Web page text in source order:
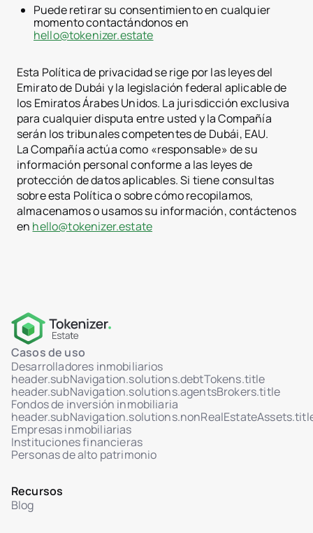
Puede retirar su consentimiento en cualquier
momento contactándonos en
hello@tokenizer.estate
Esta Política de privacidad se rige por las leyes del
Emirato de Dubái y la legislación federal aplicable de
los Emiratos Árabes Unidos. La jurisdicción exclusiva
para cualquier disputa entre usted y la Compañía
serán los tribunales competentes de Dubái, EAU.
La Compañía actúa como «responsable» de su
información personal conforme a las leyes de
protección de datos aplicables. Si tiene consultas
sobre esta Política o sobre cómo recopilamos,
almacenamos o usamos su información, contáctenos
en hello@tokenizer.estate
Casos de uso
Desarrolladores inmobiliarios
header.subNavigation.solutions.debtTokens.title
header.subNavigation.solutions.agentsBrokers.title
Fondos de inversión inmobiliaria
Empresas inmobiliarias
Instituciones financieras
Personas de alto patrimonio
Recursos
Blog